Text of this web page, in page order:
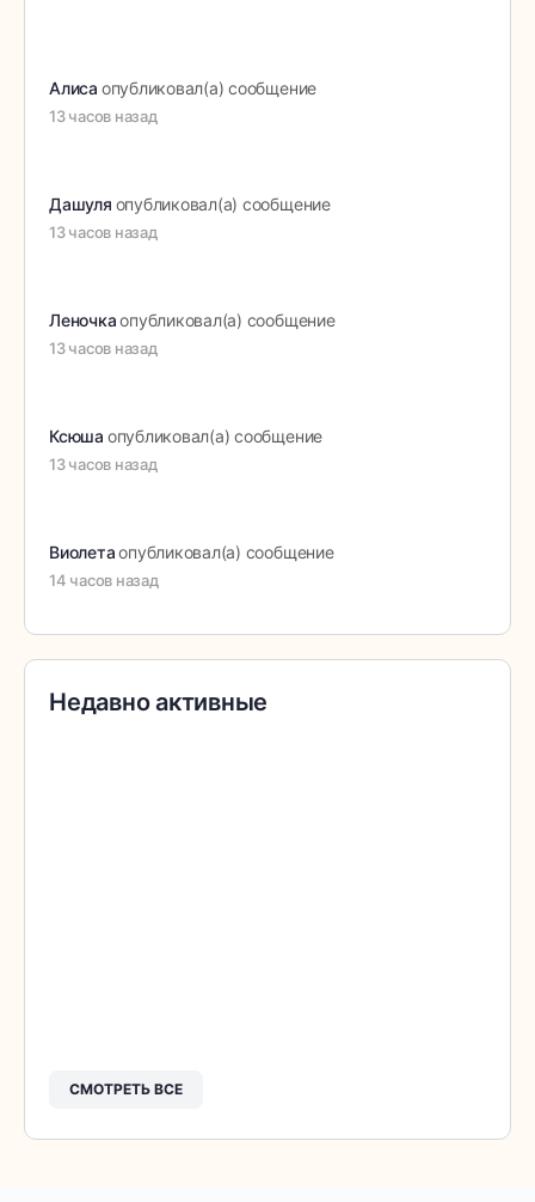
Алиса опубликовал(а) сообщение
13 часов назад
Дашуля опубликовал(а) сообщение
13 часов назад
Леночкаопубликовал(а) сообщение
13 часов назад
Ксюша опубликовал(а) сообщение
13 часов назад
Виолетаопубликовал(а) сообщение
14 часов назад
Недавно активные
СМОТРЕТЬ ВСЕ